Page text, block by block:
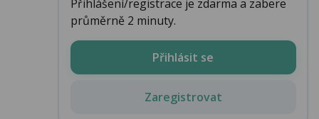
Přihlášení/registrace je zdarma a zabere
průměrně 2 minuty.
Přihlásit se
Zaregistrovat